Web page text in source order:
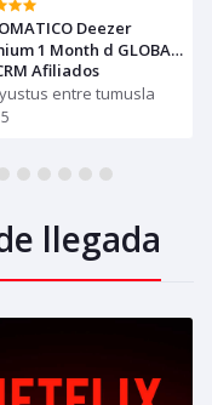
Deezer
1 Month d GLOBAL
solo con creditos)
que Spotify
Afiliados
entre tumusla
13 14 15 16 17
llegada